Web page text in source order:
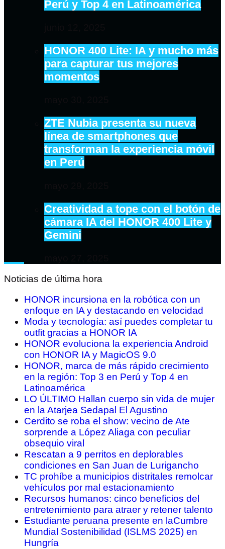
Perú y Top 4 en Latinoamérica
HONOR 400 Lite: IA y mucho más
para capturar tus mejores
momentos
ZTE Nubia presenta su nueva
línea de smartphones que
transforman la experiencia móvil
en Perú
Creatividad a tope con el botón de
cámara IA del HONOR 400 Lite y
Gemini
Noticias de última hora
HONOR incursiona en la robótica con un
enfoque en IA y destacando en velocidad
Moda y tecnología: así puedes completar tu
outfit gracias a HONOR IA
HONOR evoluciona la experiencia Android
con HONOR IA y MagicOS 9.0
HONOR, marca de más rápido crecimiento
en la región: Top 3 en Perú y Top 4 en
Latinoamérica
LO ÚLTIMO Hallan cuerpo sin vida de mujer
en la Atarjea Sedapal El Agustino
Cerdito se roba el show: vecino de Ate
sorprende a López Aliaga con peculiar
obsequio viral
Rescatan a 9 perritos en deplorables
condiciones en San Juan de Lurigancho
TC prohíbe a municipios distritales remolcar
vehículos por mal estacionamiento
Recursos humanos: cinco beneficios del
entretenimiento para atraer y retener talento
Estudiante peruana presente en laCumbre
Mundial Sostenibilidad (ISLMS 2025) en
Hungría